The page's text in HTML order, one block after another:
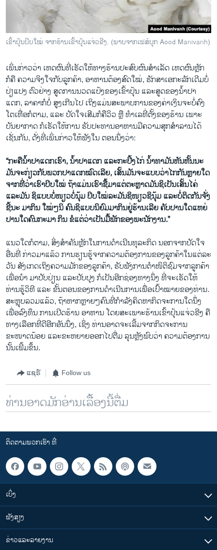
ເຂົ້າປຸ້ນບີບໃໝ່ ຈາກຮ້ານເຂົ້າປຸ້ນແຈ່ວຂີງ. (ພາບຈາກເຟສ໌ບຸກ Aood Manivanh)
ເພິ່ນກ່າວວ່າ ເຫດຜົນທີ່ເຮັດໃຫ້ທາງຮ້ານປະສົບຜົນສໍາເລັດ ເຫດຜົນຫຼັກ
ກໍຄື ຄວາມຈິງໃຈກັບລູກຄ້າ, ອາຫານຕ້ອງສົດໃໝ່, ຮັກສາເອກະລັກເດີມບໍ່
ປ່ຽແປງ ຕົວຢ່າງ ສູດການນວດແປ້ງຂອງເຂົ້າປຸ້ນ ແລະສູດຂອງນໍ້າປາ
ແດກ, ລາຄາກໍບໍ່ ສູງເກີນໄປ ເຖິງແມ່ນສະພາບການຂອງຄ່າເງິນຈະບໍ່ຄົງ
ໂຕເທື່ອກໍຕາມ, ແລະ ປັດໃຈເສີມກໍຄືວິວ ຫຼື ທໍາເລທີ່ຕັ້ງຂອງຮ້ານ ເພາະ
ບັນຍາກາດ ກໍເຮັດໃຫ້ການ ຮັບປະທານອາຫານມີຄວາມສຸກສໍາລານໄດ້
ເຊັ່ນກັນ, ດັ່ງທີ່ເພິ່ນກ່າວໃຫ້ຟັງໃນ ຕອນນຶ່ງວ່າ:
“ກະຄືນໍ້າປາແດກເຮົາ, ນໍ້າປາແດກ ແລະກະປີ້ງໄກ່ ນໍ້າທາມັນຫັນຫັ້ນນະ
ມັນຈະກ່ຽວກັບພວກປາແດກໝົດເລີຍ, ເສັ້ນມັນຈະແບບວ່າໄກກັນຫຼາຍໃດ
ຈາກທີ່ວ່າເຮົາບີບໃໝ່ ຖ້າແມ່ນເຮົາຊື້ມາແຕ່ຕະຫຼາດມັນຊິເປັນເສັ້ນໄຄ່
ແລະມັນ ຊິແບບບໍ່ໜຽວບໍ່ນຸ້ມ ບີບໃໝ່ລະມັນຊິໜຽວຊິນຸ້ມ ແລະບໍ່ຕິດກັນຈັ່ງ
ຊີ້ນະ ມາກິນ ໃໝ່ໆນິ ຄົນຊິແບບນິຍົມມາກິນຢູ່ຮ້ານເລີຍ ຄັບປານໃດແຫຍ່
ປານໃດຄົນກະມາ ກິນ ຂໍແຕ່ວ່າເປັນມື້ພັກຂອງພະນັກງານ.”
ແນວໃດກໍຕາມ, ສິ່ງສໍາຄັນຫຼັກໃນການດໍາເນີນທຸລະກິດ ນອກຈາກປັດໃຈ
ອື່ນທີ່ ກ່າວມາແລ້ວ ການຮຽນຮູ້ຈາກຄວາມຕ້ອງການຂອງລູກຄ້າໃນແຕ່ລະ
ວັນ ສັງເກດເຖິງຄວາມມັກຂອງລູກຄ້າ, ຮັບຟັງການຕໍາໜິຕິຊົມຈາກລູກຄ້າ
ເພື່ອນໍາ ມາປັບປ່ຽນ ແລະປັບປຸງ ກໍເປັນອີກຊ່ອງທາງນຶ່ງ ທີ່ຈະເຮັດໃຫ້
ທ່ານຮູ້ວິທີ ແລະ ຂັ້ນຕອນຂອງການດໍາເນີນການເພື່ອເປົ້າໝາຍຂອງທ່ານ.
ສະຫຼຸບລວມແລ້ວ, ຖ້າຫາກຫຼາຍໆຄົນທີ່ກໍາລັງຄິດຫາກິດຈະການໃດນຶ່ງ
ເພື່ອລົງທຶນ ການເປີດຮ້ານ ອາຫານ ໂດຍສະເພາະຮ້ານເຂົ້າປຸ້ນແຈ່ວຂີງ ຄື
ທາງເລືອກທີ່ດີອີກອັນນຶ່ງ, ເຊິ່ງ ທ່ານອາດຈະເລີ້ມຈາກກິດຈະການ
ຂະໜາດນ້ອຍ ແລະຂະຫຍາຍອອກໄປຕື່ມ ລຸນຫຼັງພົບວ່າ ຄວາມຕ້ອງການ
ນັ້ນເພີ້ມຂຶ້ນ.
ແຊຣ໌ Follow us
ທ່ານອາດມັກອ່ານເລື້ອງນີ້ຕື່ມ
ຕິດຕາມພວກເຮົາ ທີ່
ເບິ່ງ
ຟັງສຽງ
ຂ່າວແລະລາຍງານ